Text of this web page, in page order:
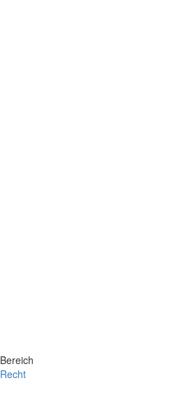
Bereich
Recht